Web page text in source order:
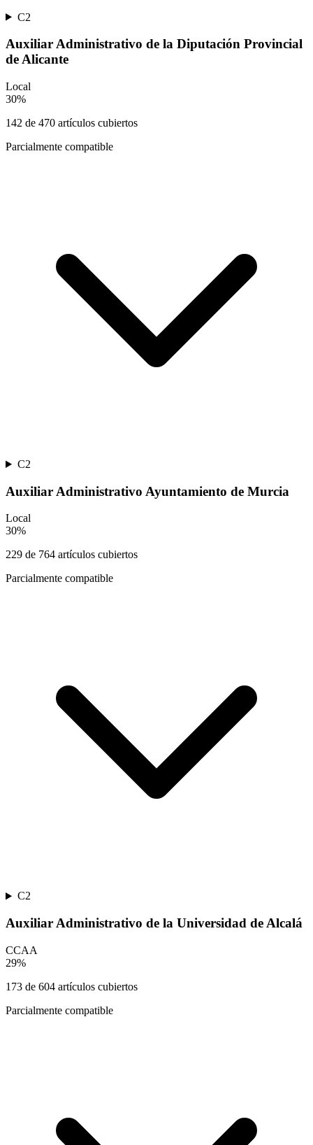
C2
Auxiliar Administrativo de la Diputación Provincial
de Alicante
Local
30%
142 de 470 artículos cubiertos
Parcialmente compatible
C2
Auxiliar Administrativo Ayuntamiento de Murcia
Local
30%
229 de 764 artículos cubiertos
Parcialmente compatible
C2
Auxiliar Administrativo de la Universidad de Alcalá
CCAA
29%
173 de 604 artículos cubiertos
Parcialmente compatible